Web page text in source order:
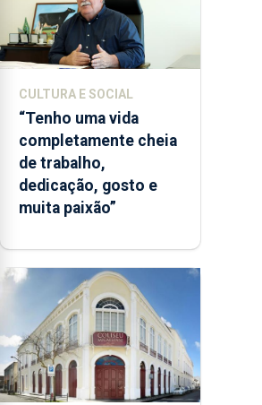
CULTURA E SOCIAL
“Tenho uma vida
completamente cheia
de trabalho,
dedicação, gosto e
muita paixão”